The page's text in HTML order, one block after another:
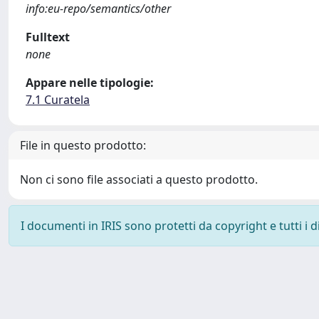
info:eu-repo/semantics/other
Fulltext
none
Appare nelle tipologie:
7.1 Curatela
File in questo prodotto:
Non ci sono file associati a questo prodotto.
I documenti in IRIS sono protetti da copyright e tutti i